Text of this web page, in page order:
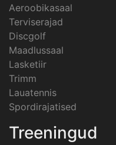
Aeroobikasaal
Terviserajad
Discgolf
Maadlussaal
Lasketiir
Trimm
Lauatennis
Spordirajatised
Treeningud